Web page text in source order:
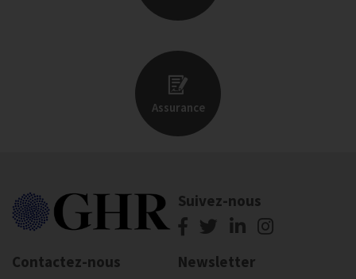
Assurance
Suivez-nous
Contactez-nous Newsletter